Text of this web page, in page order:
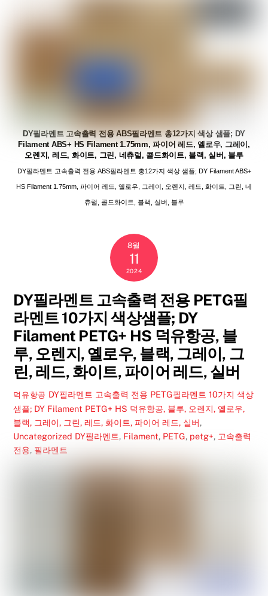
DY필라멘트 고속출력 전용 ABS필라멘트 총12가지 색상 샘플; DY
Filament ABS+ HS Filament 1.75mm, 파이어 레드, 옐로우, 그레이,
오렌지, 레드, 화이트, 그린, 네츄럴, 콜드화이트, 블랙, 실버, 블루
DY필라멘트 고속출력 전용 ABS필라멘트 총12가지 색상 샘플; DY Filament ABS+
HS Filament 1.75mm, 파이어 레드, 옐로우, 그레이, 오렌지, 레드, 화이트, 그린, 네
츄럴, 콜드화이트, 블랙, 실버, 블루
8월
11
2024
DY필라멘트 고속출력 전용 PETG필
라멘트 10가지 색상샘플; DY
Filament PETG+ HS 덕유항공, 블
루, 오렌지, 옐로우, 블랙, 그레이, 그
린, 레드, 화이트, 파이어 레드, 실버
덕유항공 DY필라멘트 고속출력 전용 PETG필라멘트 10가지 색상
샘플; DY Filament PETG+ HS 덕유항공, 블루, 오렌지, 옐로우,
블랙, 그레이, 그린, 레드, 화이트, 파이어 레드, 실버,
Uncategorized DY필라멘트, Filament, PETG, petg+, 고속출력
전용, 필라멘트